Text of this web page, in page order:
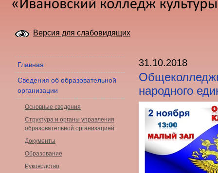
Версия для слабовидящих
Главная
Сведения об образовательной
организации
Основные сведения
Структура и органы управления
образовательной организацией
Документы
Образование
Руководство
31.10.2018
народного